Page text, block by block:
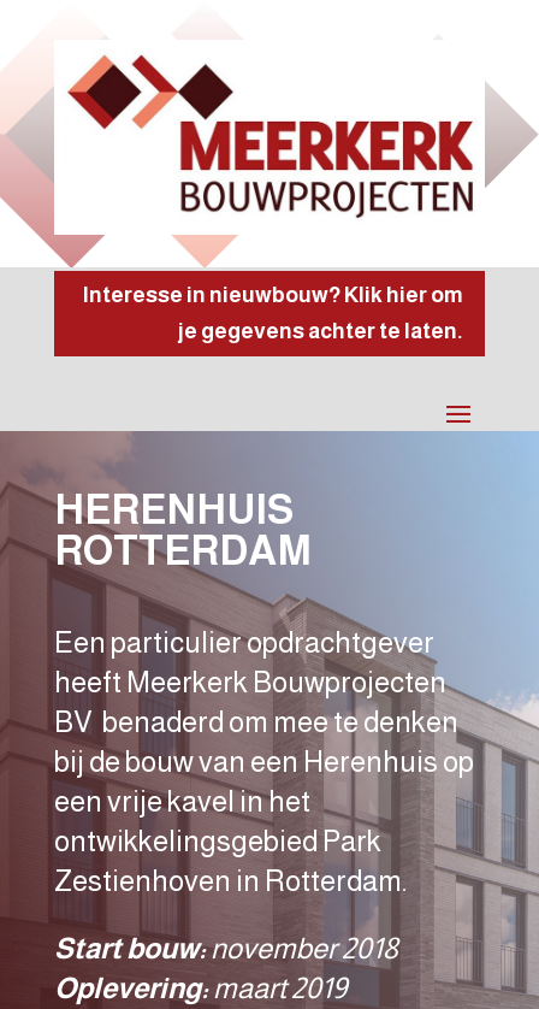
Interesse in nieuwbouw? Klik hier om
je gegevens achter te laten.
HERENHUIS
ROTTERDAM
Een particulier opdrachtgever
heeft Meerkerk Bouwprojecten
BV benaderd om mee te denken
bij de bouw van een Herenhuis op
een vrije kavel in het
ontwikkelingsgebied Park
Zestienhoven in Rotterdam.
Start bouw:november 2018
Oplevering:maart 2019